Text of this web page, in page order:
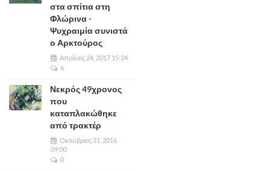
στα σπίτια στη
Φλώρινα -
Ψυχραιμία συνιστά
ο Αρκτούρος
Απρίλιος 24, 2017 15:24
6
Νεκρός 49χρονος
που
καταπλακώθηκε
από τρακτέρ
Οκτώβριος 31, 2016
09:00
0